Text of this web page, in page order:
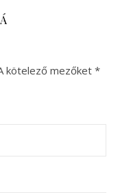
kötelező mezőket *